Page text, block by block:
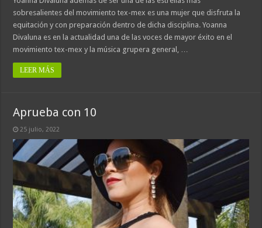
sobresalientes del movimiento tex-mex es una mujer que disfruta la
equitación y con preparación dentro de dicha disciplina. Yoanna
Divaluna es en la actualidad una de las voces de mayor éxito en el
movimiento tex-mex y la música grupera general, …
LEER MÁS
Aprueba con 10
25 julio, 2022